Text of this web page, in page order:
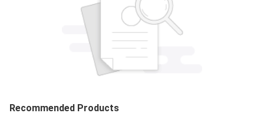
Recommended Products